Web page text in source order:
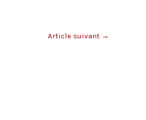
Article suivant →